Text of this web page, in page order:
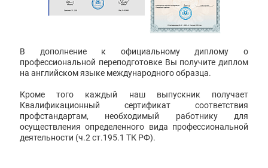
В дополнение к официальному диплому о
профессиональной переподготовке Вы получите диплом
на английском языке международного образца.
Кроме того каждый наш выпускник получает
Квалификационный сертификат соответствия
профстандартам, необходимый работнику для
осуществления определенного вида профессиональной
деятельности (ч.2 ст.195.1 ТК РФ).